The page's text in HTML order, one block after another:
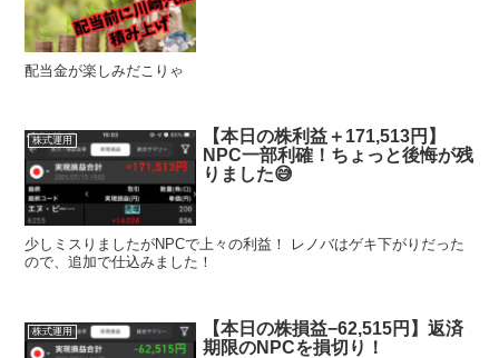
配当金が楽しみだこりゃ
株式運用
【本日の株利益＋171,513円】
NPC一部利確！ちょっと後悔が残
りました😅
少しミスりましたがNPCで上々の利益！ レノバはゲキ下がりだった
ので、追加で仕込みました！
株式運用
【本日の株損益−62,515円】返済
期限のNPCを損切り！